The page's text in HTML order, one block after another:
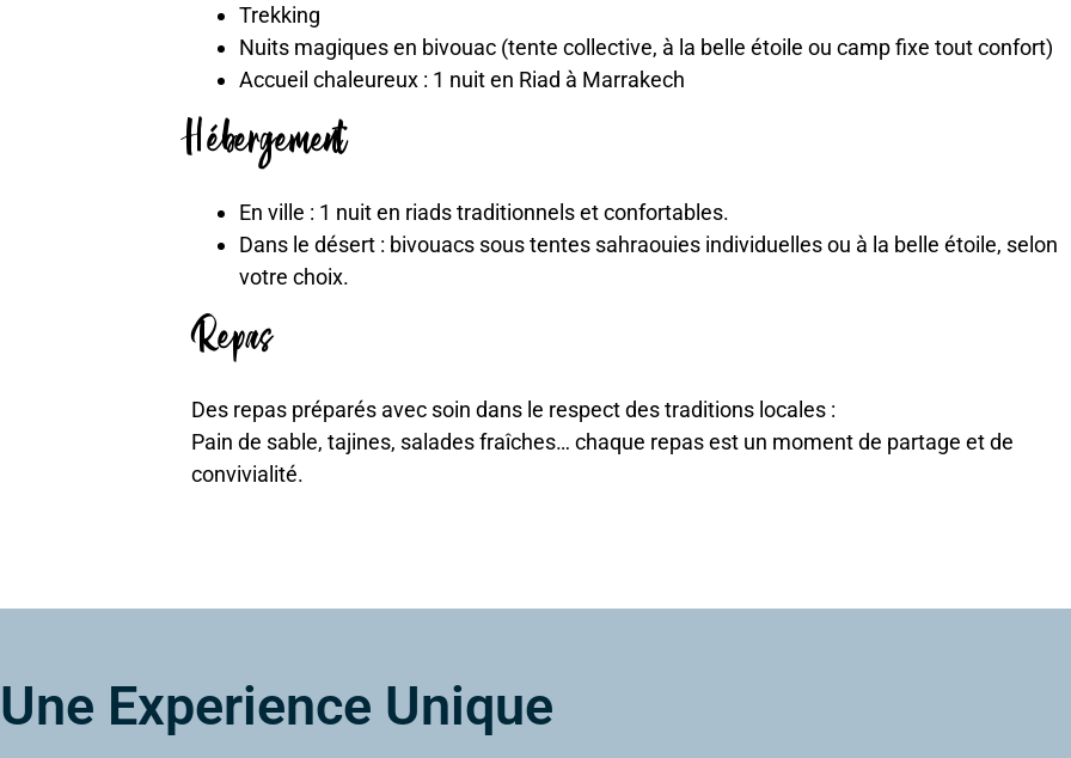
Trekking
Nuits magiques en bivouac (tente collective, à la belle étoile ou camp fixe tout confort)
Accueil chaleureux : 1 nuit en Riad à Marrakech
Hébergement
En ville : 1 nuit en riads traditionnels et confortables.
Dans le désert : bivouacs sous tentes sahraouies individuelles ou à la belle étoile, selon
votre choix.
Repas
Des repas préparés avec soin dans le respect des traditions locales :
Pain de sable, tajines, salades fraîches… chaque repas est un moment de partage et de
convivialité.
Une Experience Unique